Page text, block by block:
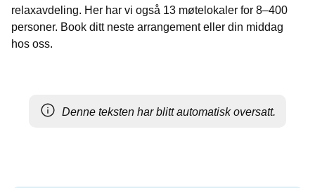
relaxavdeling. Her har vi også 13 møtelokaler for 8–400
personer. Book ditt neste arrangement eller din middag
hos oss.
Denne teksten har blitt automatisk oversatt.